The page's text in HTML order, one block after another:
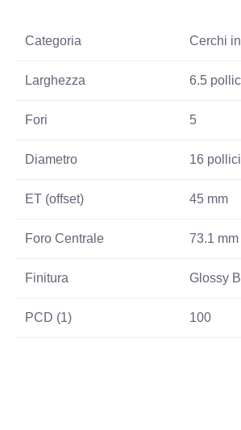
Categoria Cerchi
Larghezza 6.5
Fori 5
Diametro 16 pollici
ET (offset) 45 mm
Foro Centrale 73.1 mm
Finitura Glossy
PCD (1) 100